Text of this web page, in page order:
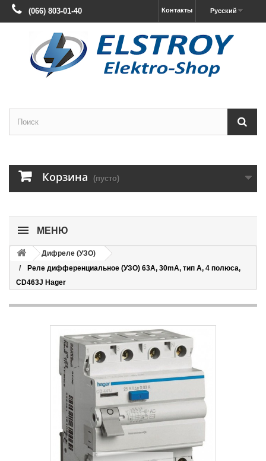
Русский
Контакты
(066) 803-01-40
Корзина (пусто)
МЕНЮ
Дифреле (УЗО)
Реле дифференциальное (УЗО) 63A, 30mA, тип A, 4 полюса,
CD463J Hager